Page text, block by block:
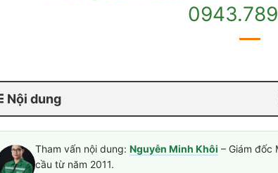
Nội dung
Tham vấn nội dung: Nguyễn Minh Khôi – Giám đốc
cầu từ năm 2011.